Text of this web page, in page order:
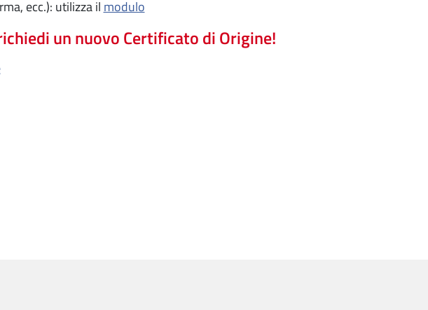
ecc.): utilizza il modulo
un nuovo Certificato di Origine!